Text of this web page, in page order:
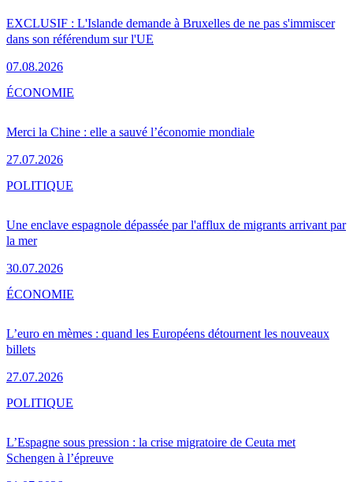
EXCLUSIF : L'Islande demande à Bruxelles de ne pas s'immiscer
dans son référendum sur l'UE
07.08.2026
Merci la Chine : elle a sauvé l’économie mondiale
27.07.2026
ÉCONOMIE
Une enclave espagnole dépassée par l'afflux de migrants arrivant par
la mer
30.07.2026
POLITIQUE
L’euro en mèmes : quand les Européens détournent les nouveaux
billets
27.07.2026
ÉCONOMIE
L’Espagne sous pression : la crise migratoire de Ceuta met
Schengen à l’épreuve
POLITIQUE